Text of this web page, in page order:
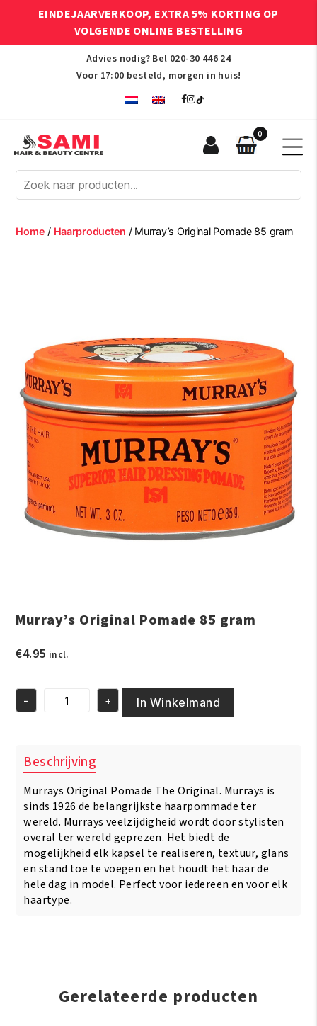
EINDEJAARVERKOOP, EXTRA 5% KORTING OP
VOLGENDE ONLINE BESTELLING
Advies nodig? Bel 020-30 446 24
Voor 17:00 besteld, morgen in huis!
Afro
Hair
Beauty
Centre
0
Home / Haarproducten / Murray’s Original Pomade 85 gram
Murray’s Original Pomade 85 gram
€4.95 incl.
Murray's
gram
aantal
- + In Winkelmand
Beschrijving
Murrays Original Pomade The Original. Murrays is
sinds 1926 de belangrijkste haarpommade ter
wereld. Murrays veelzijdigheid wordt door stylisten
overal ter wereld geprezen. Het biedt de
mogelijkheid elk kapsel te realiseren, textuur, glans
en stand toe te voegen en het houdt het haar de
hele dag in model. Perfect voor iedereen en voor elk
haartype.
Gerelateerde producten